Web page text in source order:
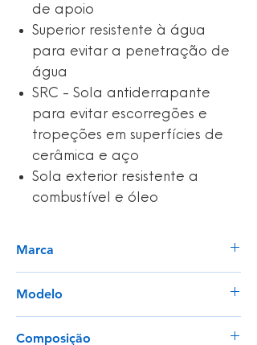
de apoio
Superior resistente à água
para evitar a penetração de
água
SRC - Sola antiderrapante
para evitar escorregões e
tropeções em superfícies de
cerâmica e aço
Sola exterior resistente a
combustível e óleo
Marca
Modelo
Composição